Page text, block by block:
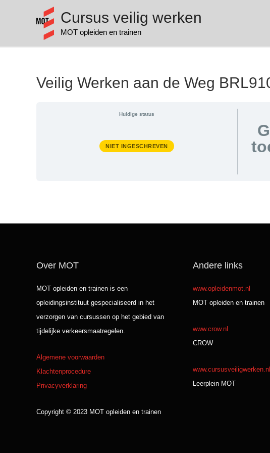
Cursus veilig werken
MOT opleiden en trainen
Veilig Werken aan de Weg
Huidige status
NIET INGESCHREVEN
Over MOT
MOT opleiden en trainen is een
opleidingsinstituut gespecialiseerd in het
verzorgen van cursussen op het gebied van
tijdelijke verkeersmaatregelen.
Algemene voorwaarden
Klachtenprocedure
Privacyverklaring
Copyright © 2023 MOT opleiden en trainen
Andere links
www.opleidenmot.nl
MOT opleiden en trainen
www.crow.nl
CROW
www.cursusveiligwerken.nl
Leerplein MOT